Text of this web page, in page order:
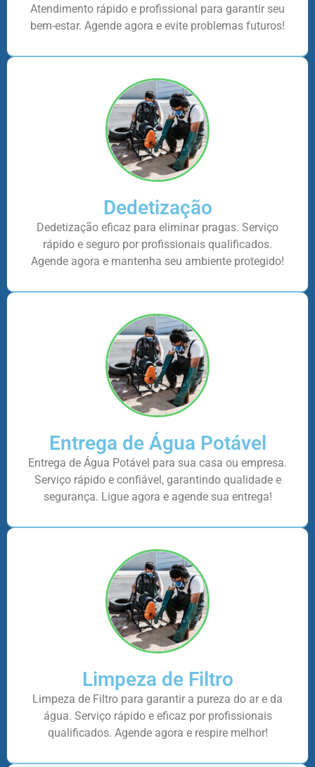
Atendimento rápido e profissional para garantir seu
bem-estar. Agende agora e evite problemas futuros!
Dedetização
Dedetização eficaz para eliminar pragas. Serviço
rápido e seguro por profissionais qualificados.
Agende agora e mantenha seu ambiente protegido!
Entrega de Água Potável
Entrega de Água Potável para sua casa ou empresa.
Serviço rápido e confiável, garantindo qualidade e
segurança. Ligue agora e agende sua entrega!
Limpeza de Filtro
Limpeza de Filtro para garantir a pureza do ar e da
água. Serviço rápido e eficaz por profissionais
qualificados. Agende agora e respire melhor!